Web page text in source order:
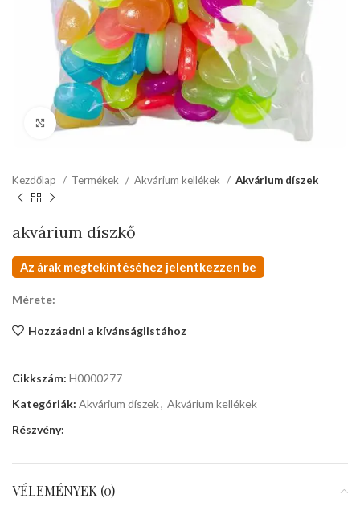
kattints a kinagyításhoz
Kezdőlap Termékek Akvárium kellékek Akvárium díszek
akvárium díszkő
Az árak megtekintéséhez jelentkezzen be
Mérete:
Hozzáadni a kívánságlistához
Cikkszám: H0000277
Kategóriák: Akvárium díszek, Akvárium kellékek
Részvény:
VÉLEMÉNYEK (0)